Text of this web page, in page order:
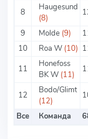
8
Haugesund
(8)
9
Molde (9)
10
Roa W (10)
11
Honefoss
BK W (11)
12
Bodo/Glimt
(12)
Все
Команда